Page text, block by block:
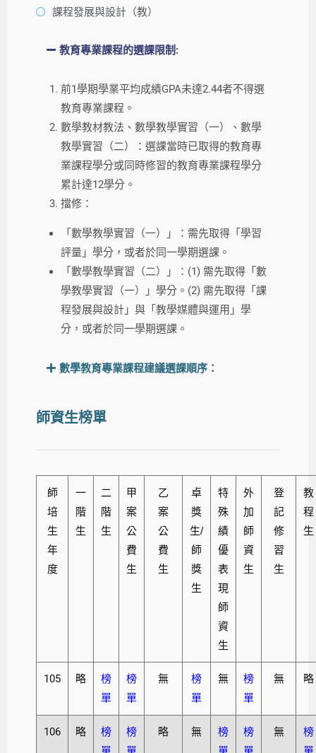
課程發展與設計（教）
教育專業課程的選課限制:
前1學期學業平均成績GPA未達2.44者不得選
教育專業課程。
數學教材教法、數學教學實習（一）、數學
教學實習（二）：選課當時已取得的教育專
業課程學分或同時修習的教育專業課程學分
累計達12學分。
擋修：
「數學教學實習（一）」：需先取得「學習
評量」學分，或者於同一學期選課。
「數學教學實習（二）」：(1) 需先取得「數
學教學實習（一）」學分。(2) 需先取得「課
程發展與設計」與「教學媒體與運用」學
分，或者於同一學期選課。
數學教育專業課程建議選課順序：
師資生榜單
師
培
生
年
度
一
階
生
二
階
生
甲
案
公
費
生
乙
案
公
費
生
卓
獎
生/
師
獎
生
特
殊
績
優
表
現
師
資
生
外
加
師
資
生
登
記
修
習
生
教
程
生
105 略
榜
單
榜
單
無
榜
單
無
榜
單
無 略
106 略
榜
榜
略 無
榜
榜
無
榜